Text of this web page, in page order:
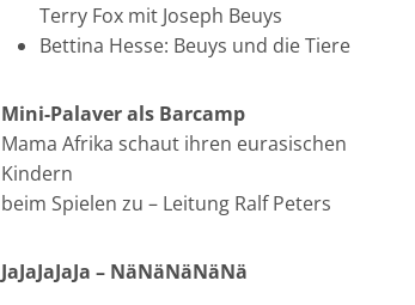
Terry Fox mit Joseph Beuys
Bettina Hesse: Beuys und die Tiere
Mini-Palaver als Barcamp
Mama Afrika schaut ihren eurasischen
Kindern
beim Spielen zu – Leitung Ralf Peters
JaJaJaJaJa – NäNäNäNäNä